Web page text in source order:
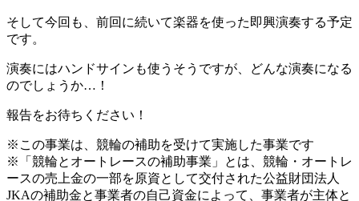
そして今回も、前回に続いて楽器を使った即興演奏する予定
です。
演奏にはハンドサインも使うそうですが、どんな演奏になる
のでしょうか…！
報告をお待ちください！
※この事業は、競輪の補助を受けて実施した事業です
※「競輪とオートレースの補助事業」とは、競輪・オートレ
ースの売上金の一部を原資として交付された公益財団法人
JKAの補助金と事業者の自己資金によって、事業者が主体と